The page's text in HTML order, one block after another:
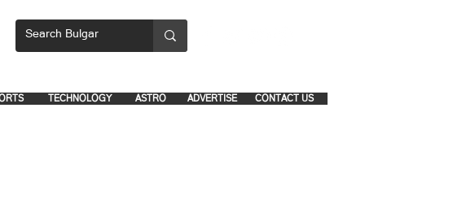
CONTACT US
ADVERTISE
ASTRO
TECHNOLOGY